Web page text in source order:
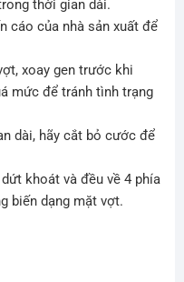
thời gian dài.
cáo của nhà sản xuất để
xoay gen trước khi
mức để tránh tình trạng
dài, hãy cắt bỏ cước để
khoát và đều về 4 phía
biến dạng mặt vợt.